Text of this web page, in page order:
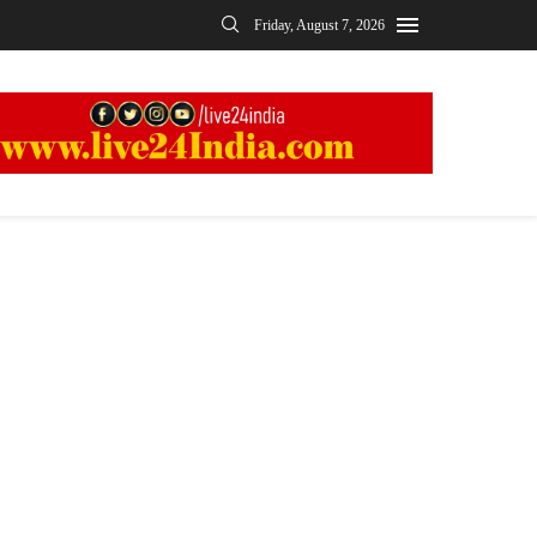
Friday, August 7, 2026